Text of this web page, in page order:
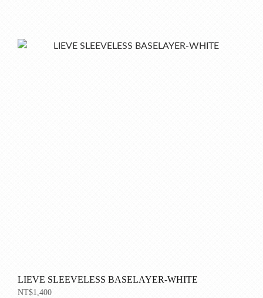
LIEVE SLEEVELESS BASELAYER-WHITE
NT$1,400